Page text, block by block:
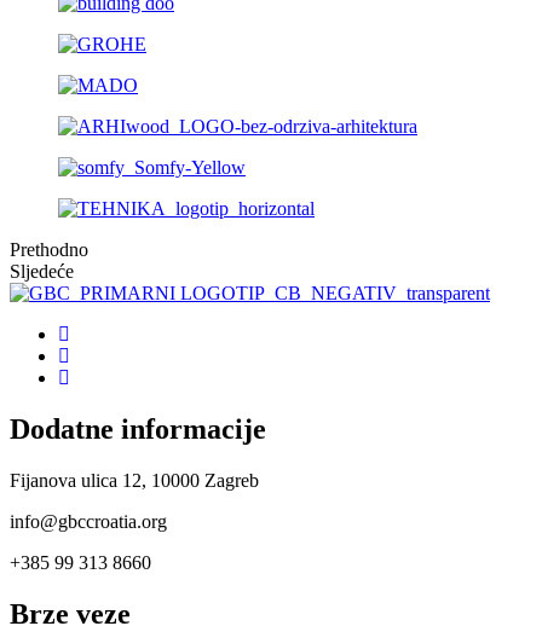
Prethodno
Sljedeće
Dodatne informacije
Fijanova ulica 12, 10000 Zagreb
info@gbccroatia.org
+385 99 313 8660
Brze veze